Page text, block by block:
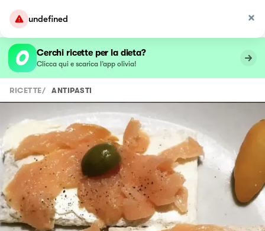
undefined
Cerchi ricette per la dieta?
Clicca qui e scarica l’app olivia!
RICETTE/ ANTIPASTI